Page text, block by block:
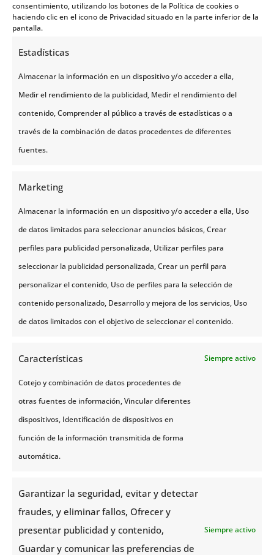
consentimiento, utilizando los botones de la Política de cookies o
haciendo clic en el icono de Privacidad situado en la parte inferior de la
pantalla.
Estadísticas
Almacenar la información en un dispositivo y/o acceder a ella,
Medir el rendimiento de la publicidad, Medir el rendimiento del
contenido, Comprender al público a través de estadísticas o a
través de la combinación de datos procedentes de diferentes
fuentes.
Marketing
Almacenar la información en un dispositivo y/o acceder a ella, Uso
de datos limitados para seleccionar anuncios básicos, Crear
perfiles para publicidad personalizada, Utilizar perfiles para
seleccionar la publicidad personalizada, Crear un perfil para
personalizar el contenido, Uso de perfiles para la selección de
contenido personalizado, Desarrollo y mejora de los servicios, Uso
de datos limitados con el objetivo de seleccionar el contenido.
Características Siempre activo
Cotejo y combinación de datos procedentes de
otras fuentes de información, Vincular diferentes
dispositivos, Identificación de dispositivos en
función de la información transmitida de forma
automática.
Garantizar la seguridad, evitar y detectar
fraudes, y eliminar fallos, Ofrecer y
presentar publicidad y contenido,
Guardar y comunicar las preferencias de
Siempre activo
La velocidad de obturación
El ajuste de la velocidad de obturación, es el último
y más importante parámetro de exposición en
fotografía de auroras boreales. Y es que, eltiempo
de exposiciónpara poder capturar auroras boreales
es uno de los ajustes más difíciles de conseguir,
principalmente, porque la aurora boreal es muy
impredecible.
constantemente, lo que significa que se debe
ajustar la velocidad de obturación en atención a
cada situación específica. Es decir, cuanto más
fuertes, brillantes y dinámicas sean las luces del
norte, más corto será el tiempo de exposición que
se necesita para congelar el movimiento y la forma
de la aurora boreal en tus imágenes. Por ejemplo:
segundos.
Paraauroras de media intensidad y
dinamismo, es decir, de luces visibles a simple
exposición debe variar entre 3 y 8 segundos.
Paraauroras intensas y con mucho
movimiento
forma de congelar su movimiento y evitar la
sobreexposición de las luces.
Ajustes generales